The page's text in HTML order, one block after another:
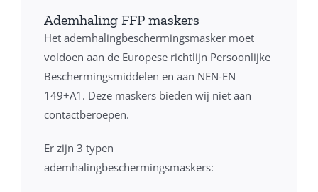
Ademhaling FFP maskers
Het ademhalingbeschermingsmasker moet
voldoen aan de Europese richtlijn Persoonlijke
Beschermingsmiddelen en aan NEN-EN
149+A1. Deze maskers bieden wij niet aan
contactberoepen.
Er zijn 3 typen
ademhalingbeschermingsmaskers: